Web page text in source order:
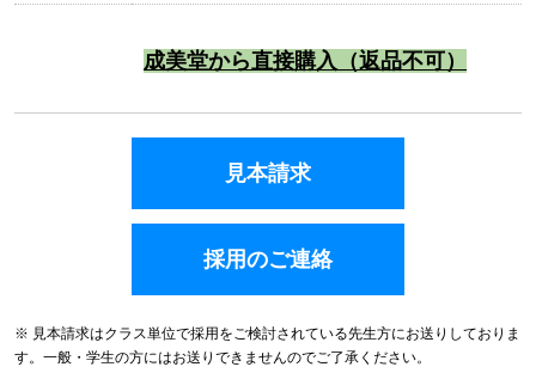
成美堂から直接購入（返品不可）
見本請求
採用のご連絡
※ 見本請求はクラス単位で採用をご検討されている先生方にお送りしておりま
す。一般・学生の方にはお送りできませんのでご了承ください。